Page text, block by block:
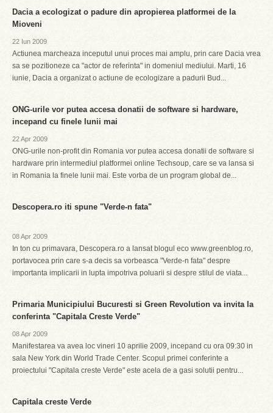
Dacia a ecologizat o padure din apropierea platformei de la
Mioveni
22 Iun 2009
Actiunea marcheaza inceputul unui proces mai amplu, prin care Dacia vrea
sa se pozitioneze ca "actor de referinta" in domeniul mediului. Marti, 16
iunie, Dacia a organizat o actiune de ecologizare a padurii Bud...
ONG-urile vor putea accesa donatii de software si hardware,
incepand cu finele lunii mai
22 Apr 2009
ONG-urile non-profit din Romania vor putea accesa donatii de software si
hardware prin intermediul platformei online Techsoup, care se va lansa si
in Romania la finele lunii mai. Este vorba de un program global de...
Descopera.ro iti spune "Verde-n fata"
08 Apr 2009
In ton cu primavara, Descopera.ro a lansat blogul eco www.greenblog.ro,
portavocea prin care s-a decis sa vorbeasca "Verde-n fata" despre
importanta implicarii in lupta impotriva poluarii si despre stilul de viata...
Primaria Municipiului Bucuresti si Green Revolution va invita la
conferinta "Capitala Creste Verde"
08 Apr 2009
Manifestarea va avea loc vineri 10 aprilie 2009, incepand cu ora 09:30 in
sala New York din World Trade Center. Scopul primei conferinte a
proiectului "Capitala creste Verde" este acela de a gasi solutii pentru...
Capitala creste Verde